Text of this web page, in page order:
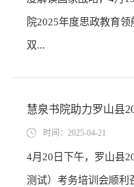
院2025年度思政教育
双...
慧泉书院助力罗山县
时间：2025-04-21
4月20日下午，罗山县
测试）考务培训会顺利